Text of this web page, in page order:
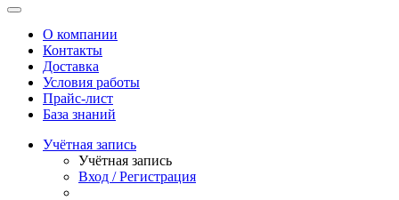
О компании
Контакты
Доставка
Условия работы
Прайс-лист
База знаний
Учётная запись
Учётная запись
Вход / Регистрация